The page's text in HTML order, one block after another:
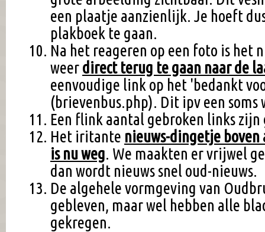
een plaatje aanzienlijk. Je hoeft
plakboek te gaan.
Na het reageren op een foto is het
weerdirect terug te gaan naar de
eenvoudige link op het 'bedankt
(brievenbus.php). Dit ipv een soms
Een flink aantal gebroken links
Het iritante nieuws-dingetje boven
is nu weg. We maakten er vrijwel
dan wordt nieuws snel oud-nieuws.
De algehele vormgeving van
gebleven, maar wel hebben alle
gekregen.